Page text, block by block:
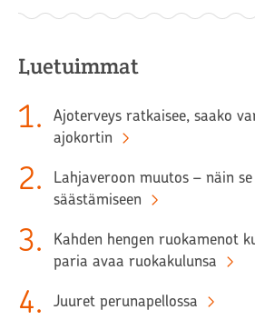
Luetuimmat
1.
Ajoterveys ratkaisee, saako
ajokortin
2.
Lahjaveroon muutos – näin
säästämiseen
3.
Kahden hengen ruokamenot
paria avaa ruokakulunsa
4. Juuret perunapellossa